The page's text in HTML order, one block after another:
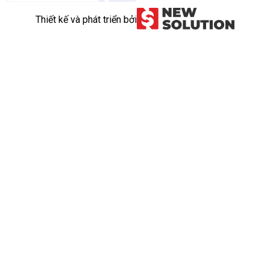
Thiết kế và phát triển bởi